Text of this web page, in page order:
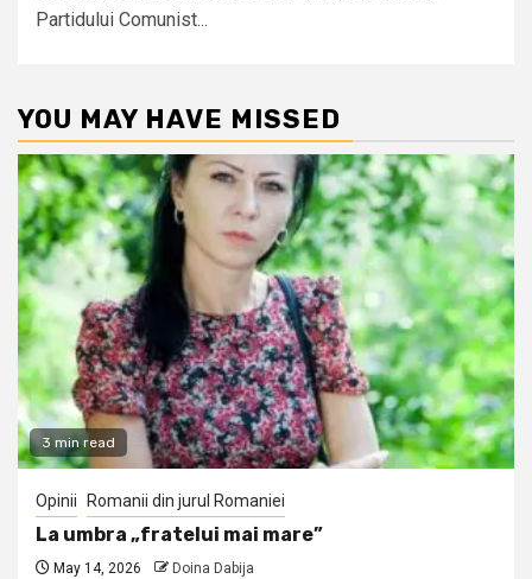
Partidului Comunist...
YOU MAY HAVE MISSED
3 min read
Opinii Romanii din jurul Romaniei
La umbra „fratelui mai mare”
May 14, 2026 Doina Dabija